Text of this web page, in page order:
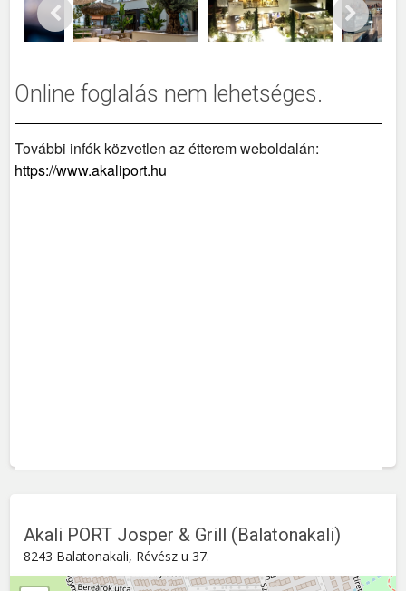
Online foglalás nem lehetséges.
További infók közvetlen az étterem weboldalán:
https://www.akaliport.hu
Akali PORT Josper & Grill (Balatonakali)
8243 Balatonakali, Révész u 37.